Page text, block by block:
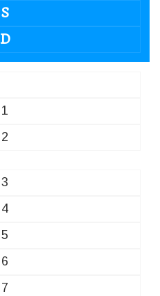
S
D
1
2
3
4
5
6
7